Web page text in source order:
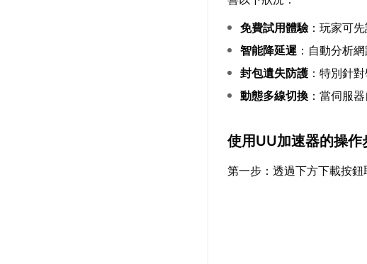
免費試用體驗：玩家可
智能降延遲 ：自動分析
封包遺失防護 ：特別針
動態多線切換 ：當伺服
使用UU加速器的操作
第一步：透過下方下載按鈕